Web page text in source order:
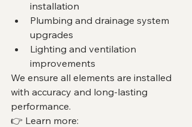
installation
Plumbing and drainage system
upgrades
Lighting and ventilation
improvements
We ensure all elements are installed
with accuracy and long-lasting
performance.
👉 Learn more: